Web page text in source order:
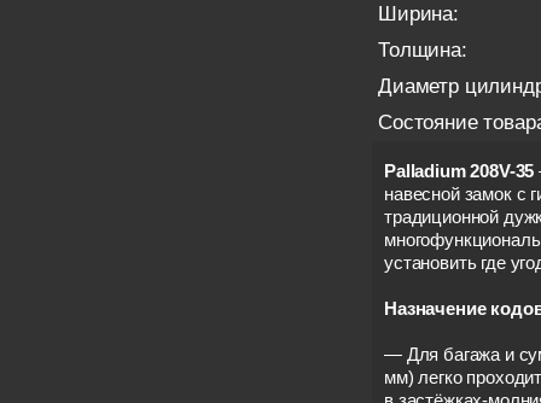
Ширина:
Толщина:
Диаметр
Состояние
Palladium 208V-35
навесной замок с
традиционной
установить где
Назначение
— Для багажа и
мм) легко